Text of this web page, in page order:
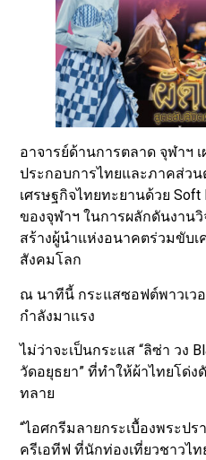
อาจารย์ด้านการตลาด จุฬาฯ
ประกอบการไทยและภาคส่วน
เศรษฐกิจไทยทะยานด้วย
ของจุฬาฯ ในการผลักดันงาน
สร้างผู้นำแห่งอนาคตร่วมขับเ
สังคมโลก
ณ นาทีนี้ กระแสซอฟต์พาวเวอ
กำลังมาแรง
ไม่ว่าจะเป็นกระแส “ลิซ่า วง
วัดอยุธยา” ที่ทำให้ผ้าไทยโด่
ทลาย
“ไอศกรีมลายกระเบื้องพระป
ครีเอทีฟ ที่นักท่องเที่ยวชาวไ